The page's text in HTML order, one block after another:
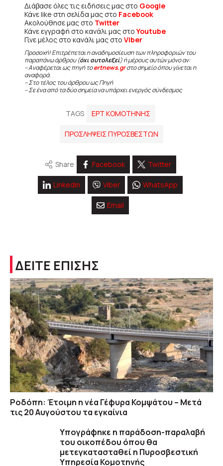
Διάβασε όλες τις ειδήσεις μας στο Google
Κάνε like στη σελίδα μας στο Facebook
Ακολούθησε μας στο Twitter
Κάνε εγγραφή στο κανάλι μας στοYoutube
Γίνε μέλος στο κανάλι μας στο Viber
Προσοχή! Επιτρέπεται η αναδημοσίευση των πληροφοριών του
παραπάνω άρθρου (όχι αυτολεξεί) ή μέρους αυτών μόνο αν:
– Αναφέρεται ως πηγή τοertnews.grστο σημείο όπου γίνεται η
αναφορά.
– Στο τέλος του άρθρου ως Πηγή
– Σε ένα από τα δύο σημεία να υπάρχει ενεργός σύνδεσμος
TAGS ΕΡΤ ΚΟΜΟΤΗΝΗΣ
ΠΡΟΣΛΗΨΕΙΣ ΠΥΡΟΣΒΕΣΤΩΝ
Share Facebook Twitter
Linkedin Viber WhatsApp
Email
ΔΕΙΤΕ ΕΠΙΣΗΣ
Ροδόπη: Έτοιμη η νέα Γέφυρα Κομψάτου – Μετά
τις 20 Αυγούστου τα εγκαίνια
Υπογράφηκε η παράδοση-παραλαβή
του οικοπέδου όπου θα
μετεγκατασταθεί η Πυροσβεστική
Υπηρεσία Κομοτηνής